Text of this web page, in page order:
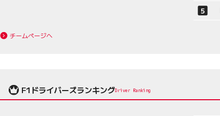
チームページへ
F1ドライバーズランキングDriver Ranking